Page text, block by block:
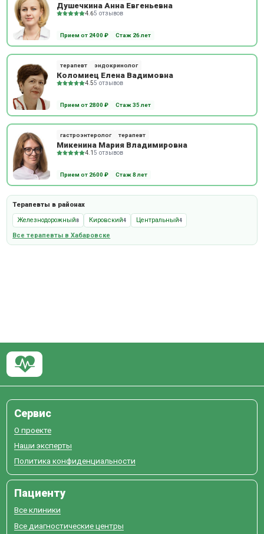
Душечкина Анна Евгеньевна
4.65 отзывов
Прием от 2400 ₽ Стаж 26 лет
терапевт эндокринолог
Коломиец Елена Вадимовна
4.55 отзывов
Прием от 2800 ₽ Стаж 35 лет
гастроэнтеролог терапевт
Микенина Мария Владимировна
4.1 5 отзывов
Прием от 2600 ₽ Стаж 8 лет
Терапевты в районах
Железнодорожный8 Кировский4 Центральный4
Все терапевты в Хабаровске
Сервис
О проекте
Наши эксперты
Политика конфиденциальности
Пациенту
Все клиники
Все диагностические центры